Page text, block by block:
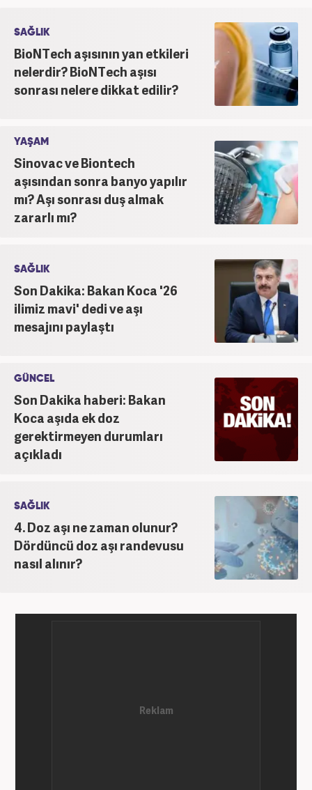
SAĞLIK
BioNTech aşısının yan etkileri
nelerdir? BioNTech aşısı
sonrası nelere dikkat edilir?
YAŞAM
Sinovac ve Biontech
aşısından sonra banyo yapılır
mı? Aşı sonrası duş almak
zararlı mı?
SAĞLIK
Son Dakika: Bakan Koca '26
ilimiz mavi' dedi ve aşı
mesajını paylaştı
GÜNCEL
Son Dakika haberi: Bakan
Koca aşıda ek doz
gerektirmeyen durumları
açıkladı
SAĞLIK
4. Doz aşı ne zaman olunur?
Dördüncü doz aşı randevusu
nasıl alınır?